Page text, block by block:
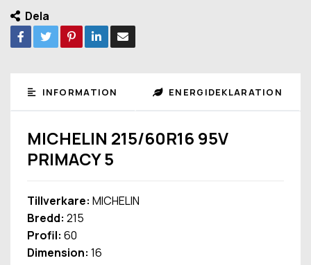
Dela
INFORMATION ENERGIDEKLARATION
MICHELIN 215/60R16 95V
PRIMACY 5
Tillverkare: MICHELIN
Bredd: 215
Profil: 60
Dimension: 16